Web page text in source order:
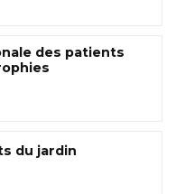
des patients
du jardin